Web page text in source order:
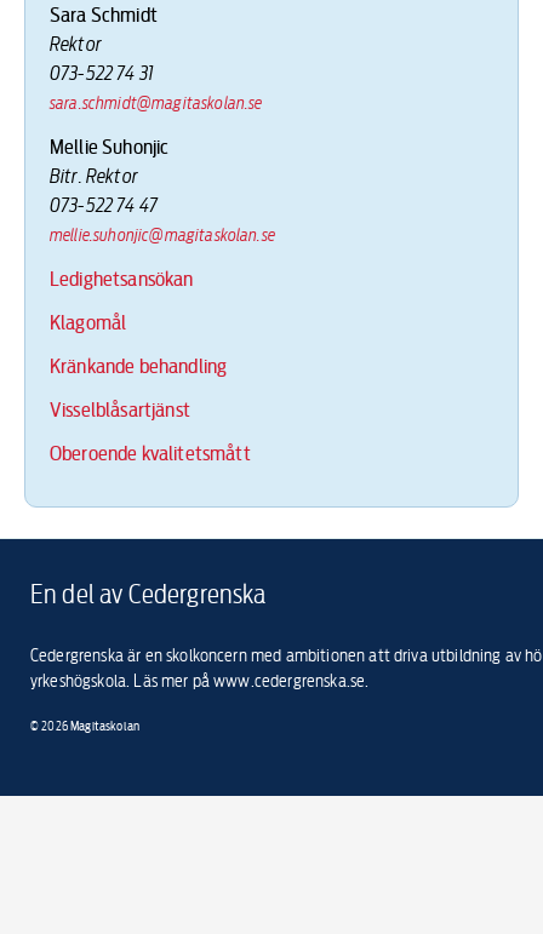
Sara Schmidt
Rektor
073-522 74 31
sara.schmidt@magitaskolan.se
Mellie Suhonjic
Bitr. Rektor
073-522 74 47
mellie.suhonjic@magitaskolan.se
Ledighetsansökan
Klagomål
Kränkande behandling
Visselblåsartjänst
Oberoende kvalitetsmått
En del av Cedergrenska
Cedergrenska är en skolkoncern med ambitionen att driva utbildning av
yrkeshögskola. Läs mer påwww.cedergrenska.se
© 2026Magitaskolan